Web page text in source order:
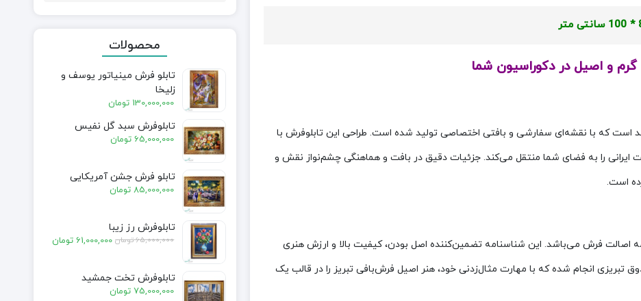
و اصیل در دکوراسیون شما
که با نقشه‌ای سفارشی و بافتی اختصاصی تولید شده است. طراحی این تابلوفرش با
ایرانی را به فضای شما منتقل می‌کند. جزئیات دقیق در بافت و هماهنگی چشم‌نواز نقش و
است.
اصالت فرش می‌باشد. این شناسنامه تضمین‌کننده اصل بودن، کیفیت بالا و ارزش هنری
انجام شده که با مهارت مثال‌زدنی خود، هنر اصیل فرش‌بافی تبریز را در قالب یک
محصولات
تابلو فرش مینیاتور یوسف و
زلیخا
130,000,000 تومان
تابلوفرش سبد گل نفیس
65,000,000 تومان
تابلو فرش جشن آمریکایی
85,000,000 تومان
تابلوفرش رز زیبا
65,000,000تومان
قیمت
بود.
61,000,000 تومان
قیمت
تابلوفرش تخت جمشید
75,000,000 تومان